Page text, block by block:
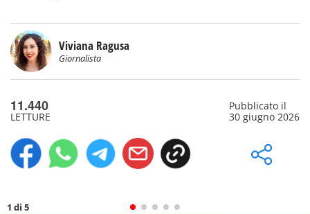
Viviana Ragusa
Giornalista
11.440
LETTURE
Pubblicato il
30 giugno 2026
1 di 5